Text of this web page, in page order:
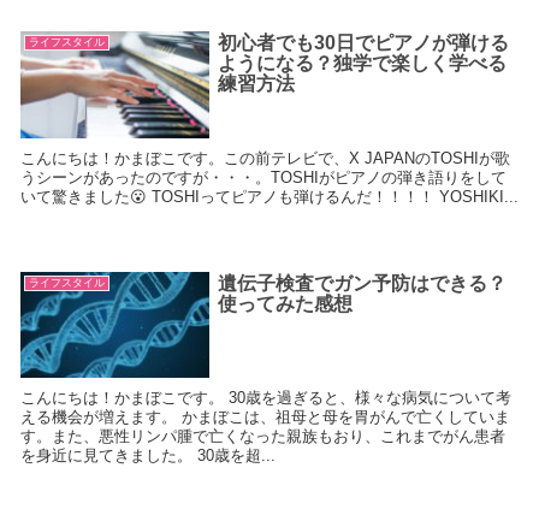
ライフスタイル
初心者でも30日でピアノが弾ける
ようになる？独学で楽しく学べる
練習方法
こんにちは！かまぼこです。この前テレビで、X JAPANのTOSHIが歌
うシーンがあったのですが・・・。TOSHIがピアノの弾き語りをして
いて驚きました😮 TOSHIってピアノも弾けるんだ！！！！ YOSHIKI...
ライフスタイル
遺伝子検査でガン予防はできる？
使ってみた感想
こんにちは！かまぼこです。 30歳を過ぎると、様々な病気について考
える機会が増えます。 かまぼこは、祖母と母を胃がんで亡くしていま
す。また、悪性リンパ腫で亡くなった親族もおり、これまでがん患者
を身近に見てきました。 30歳を超...